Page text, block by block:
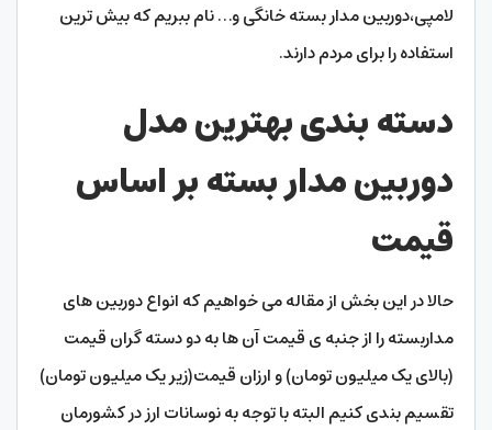
لامپی،دوربین مدار بسته خانگی و… نام ببریم که بیش ترین
استفاده را برای مردم دارند.
دسته بندی بهترین مدل
دوربین مدار بسته بر اساس
قیمت
حالا در این بخش از مقاله می خواهیم که انواع دوربین های
مداربسته را از جنبه ی قیمت آن ها به دو دسته گران قیمت
(بالای یک میلیون تومان) و ارزان قیمت(زیر یک میلیون تومان)
تقسیم بندی کنیم البته با توجه به نوسانات ارز در کشورمان